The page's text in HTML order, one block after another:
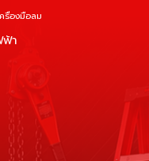
รื่องมือลม
ฟ้า